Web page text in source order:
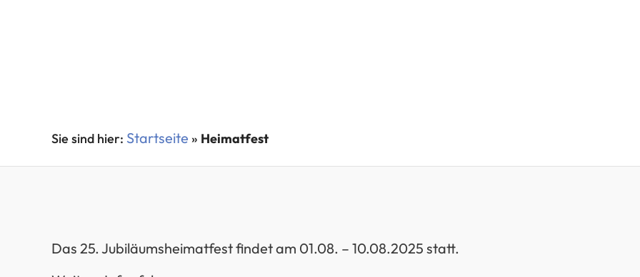
Startseite » Heimatfest
Das 25. Jubiläumsheimatfest findet am 01.08. – 10.08.2025 statt.